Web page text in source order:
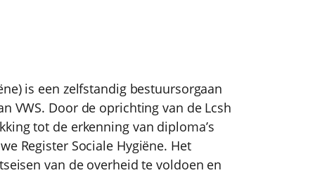
is een zelfstandig bestuursorgaan
VWS. Door de oprichting van de Lcsh
tot de erkenning van diploma’s
Register Sociale Hygiëne. Het
van de overheid te voldoen en